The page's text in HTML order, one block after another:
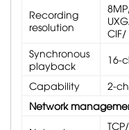
Recording
resolution
CIF/
Synchronous
playback
16-
Capability
2-
Network